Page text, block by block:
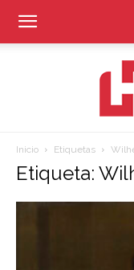
Inicio Etiquetas
Etiqueta: